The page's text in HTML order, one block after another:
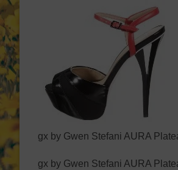
gx by Gwen Stefani AURA
gx by Gwen Stefani AURA